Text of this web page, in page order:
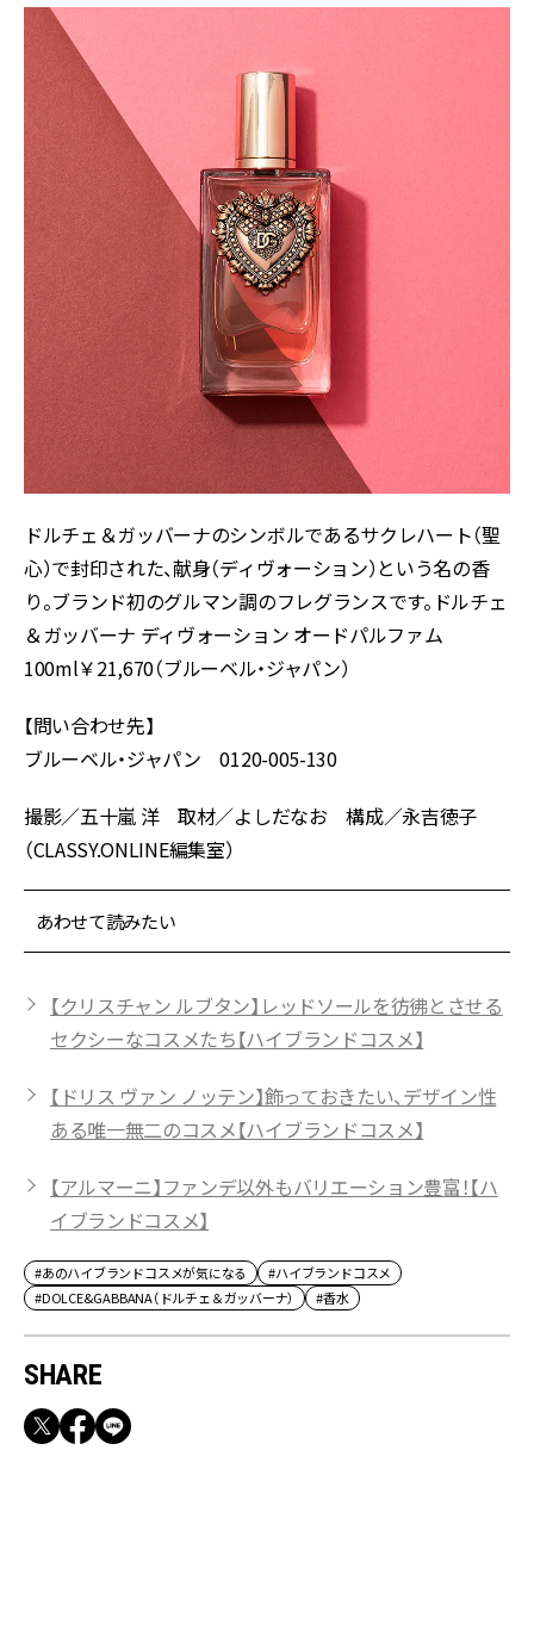
ドルチェ＆ガッバーナのシンボルであるサクレハート（聖
心）で封印された、献身（ディヴォーション）という名の香
り。ブランド初のグルマン調のフレグランスです。ドルチェ
＆ガッバーナ ディヴォーション オードパルファム
100ml￥21,670（ブルーベル・ジャパン）
【問い合わせ先】
ブルーベル・ジャパン 0120-005-130
撮影／五十嵐 洋 取材／よしだなお 構成／永吉徳子
（CLASSY.ONLINE編集室）
あわせて読みたい
【クリスチャン ルブタン】レッドソールを彷彿とさせる
セクシーなコスメたち【ハイブランドコスメ】
【ドリス ヴァン ノッテン】飾っておきたい、デザイン性
ある唯一無二のコスメ【ハイブランドコスメ】
【アルマーニ】ファンデ以外もバリエーション豊富！【ハ
イブランドコスメ】
#あのハイブランドコスメが気になる
#ハイブランドコスメ
#DOLCE&GABBANA（ドルチェ＆ガッバーナ）
#香水
SHARE